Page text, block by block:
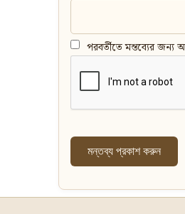
পরবর্তীতে মন্তব্যের